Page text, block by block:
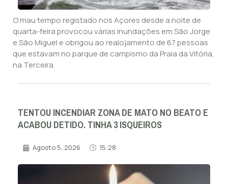
O mau tempo registado nos Açores desde a noite de
quarta-feira provocou várias inundações em São Jorge
e São Miguel e obrigou ao realojamento de 67 pessoas
que estavam no parque de campismo da Praia da Vitória,
na Terceira.
TENTOU INCENDIAR ZONA DE MATO NO BEATO E
ACABOU DETIDO. TINHA 3 ISQUEIROS
Agosto 5, 2026 15:28